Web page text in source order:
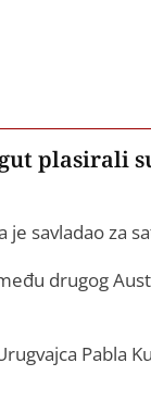
plasirali
savladao za
drugog
Pabla